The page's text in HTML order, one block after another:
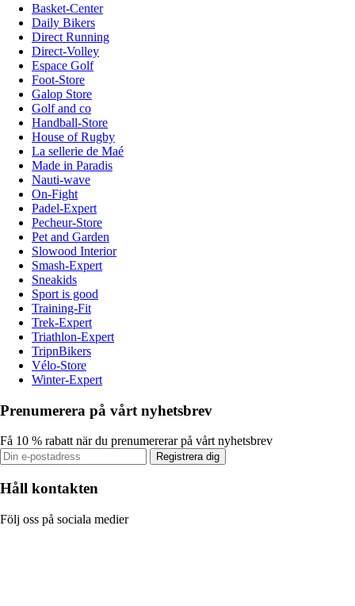
Basket-Center
Daily Bikers
Direct Running
Direct-Volley
Espace Golf
Foot-Store
Galop Store
Golf and co
Handball-Store
House of Rugby
La sellerie de Maé
Made in Paradis
Nauti-wave
On-Fight
Padel-Expert
Pecheur-Store
Pet and Garden
Slowood Interior
Smash-Expert
Sneakids
Sport is good
Training-Fit
Trek-Expert
Triathlon-Expert
TripnBikers
Vélo-Store
Winter-Expert
Prenumerera på vårt nyhetsbrev
Få 10 % rabatt när du prenumererar på vårt nyhetsbrev
Registrera dig
Håll kontakten
Följ oss på sociala medier